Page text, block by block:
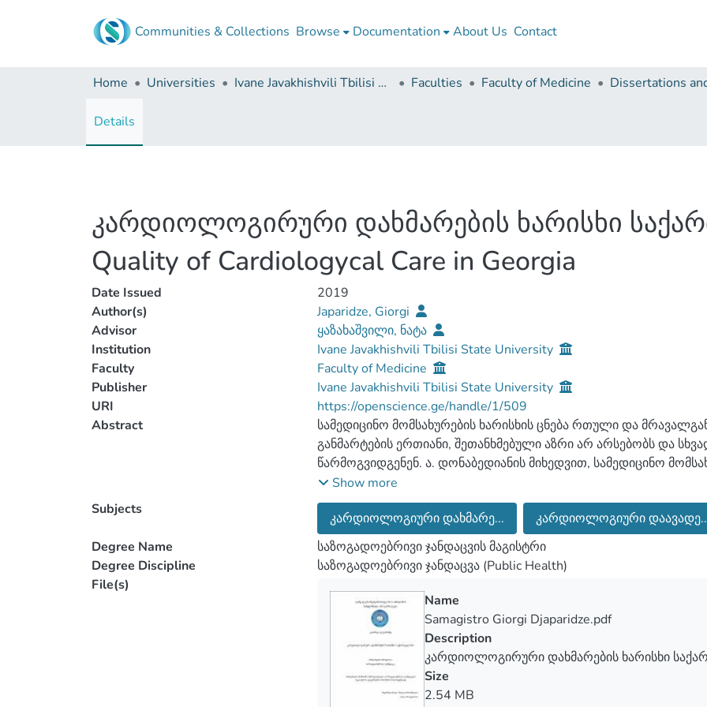
Communities & Collections Browse Documentation About Us Contact
Home Universities Ivane Javakhishvili Tbilisi State University Faculties Faculty of Medicine
Details
კარდიოლოგირური დახმარების ხარისხი
Quality of Cardiologycal Care in Georgia
Date Issued
2019
Author(s)
Japaridze, Giorgi
Advisor
ყაზახაშვილი, ნატა
Institution
Ivane Javakhishvili Tbilisi State University
Faculty
Faculty of Medicine
Publisher
Ivane Javakhishvili Tbilisi State University
URI
https://openscience.ge/handle/1/509
Abstract
სამედიცინო მომსახურების ხარისხის ცნება რთული და
განმარტების ერთიანი, შეთანხმებული აზრი არ არსებობს და
წარმოგვიდგენენ. ა. დონაბედიანის მიხედვით, სამედიცინო
თანამედროვე სამედიცინო მეცნიერების და ჯანდაცვის პრაქტიკის
შესაძლებელი სარგებლის მიღების პრინციპის საფუძველზე,
მარტივად რომ ვთქვათ, სამედიცინო მომსახურების ხარისხი ეს
პაციენტის მოთხოვნებს.
ჯანდაცვის მსოფლიო ორგანიზაციის მიერ მიღებულ იქნა
განმარტება: იგი წარმოადგენს ექიმსა და პაციენტს შორის
სამედიცინო პერსონალის კვალიფიკაციას, ანუ უნარს
პათოლოგიური პროცესის წარმოქმნის რისკი, მედიცინის
სისტემასთან ურთიერთქმედებით პაციენტის კმაყოფილების
Show more
Subjects
კარდიოლოგიური დახმარე... კარდიოლოგიური
Degree Name
საზოგადოებრივი ჯანდაცვის მაგისტრი
Degree Discipline
საზოგადოებრივი ჯანდაცვა (Public Health)
File(s)
Name
Samagistro Giorgi Djaparidze.pdf
Description
კარდიოლოგირური დახმარების ხარისხი
Size
2.54 MB